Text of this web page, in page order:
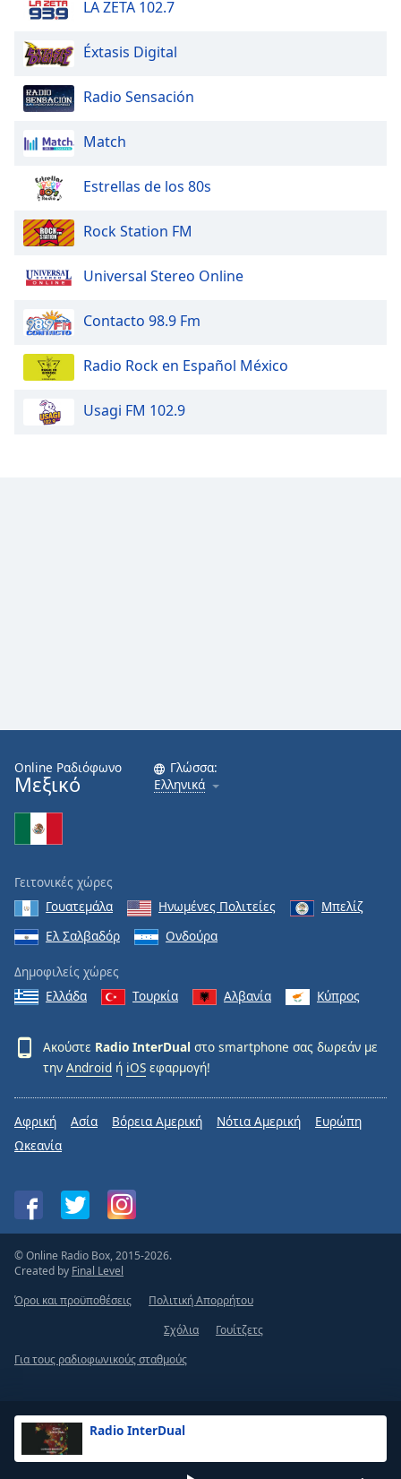
Radio InterDual
LA ZETA 102.7
Éxtasis Digital
Radio Sensación
Match
Estrellas de los 80s
Rock Station FM
Universal Stereo Online
Contacto 98.9 Fm
Radio Rock en Español México
Usagi FM 102.9
Online Ραδιόφωνο
Μεξικό
Γλώσσα:
Ελληνικά
Γειτονικές χώρες
Γουατεμάλα
Ηνωμένες Πολιτείες
Μπελίζ
Ελ Σαλβαδόρ
Ονδούρα
Δημοφιλείς χώρες
Ελλάδα
Τουρκία Αλβανία Κύπρος
Ακούστε Radio InterDual στο smartphone σας δωρεάν με
την Android ή iOS εφαρμογή!
Αφρική Ασία Βόρεια Αμερική Νότια Αμερική
Ευρώπη
Ωκεανία
© Online Radio Box, 2015-2026.
Created by Final Level
Όροι και προϋποθέσεις
Πολιτική Απορρήτου
Σχόλια
Γουίτζετς
Για τους ραδιοφωνικούς σταθμούς